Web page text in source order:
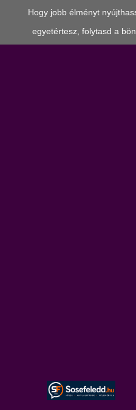
Hogy jobb élményt
egyetértesz, folytasd a